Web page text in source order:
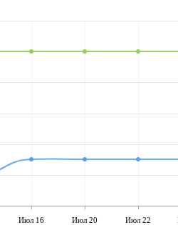
Июл 16 Июл 20 Июл 22